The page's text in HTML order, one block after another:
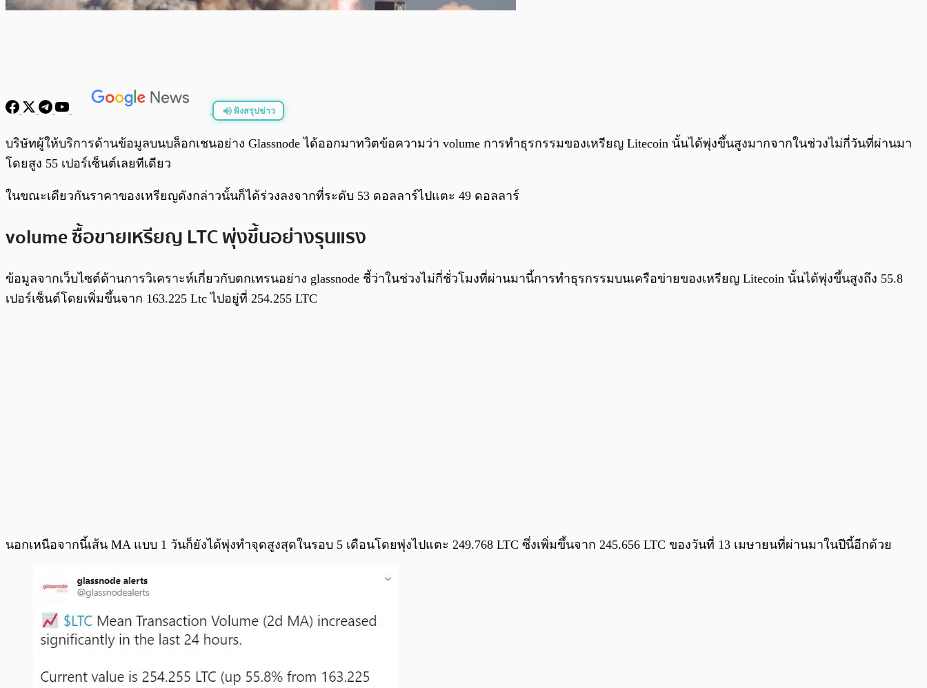
ฟังสรุปข่าว
พร้อมเล่น 0:00/ 0:00
บริษัทผู้ให้บริการด้านข้อมูลบนบล็อกเชนอย่าง Glassnode ได้ออกมาทวิตข้อความว่า volume การทำธุรกรรมของเหรียญ Litecoin นั้นได้พุ่งขึ้นสูงมากจากในช่วงไม่กี่วันที่ผ่านมา
โดยสูง 55 เปอร์เซ็นต์เลยทีเดียว
ในขณะเดียวกันราคาของเหรียญดังกล่าวนั้นก็ได้ร่วงลงจากที่ระดับ 53 ดอลลาร์ไปแตะ 49 ดอลลาร์
volume ซื้อขายเหรียญ LTC พุ่งขึ้นอย่างรุนแรง
ข้อมูลจากเว็บไซต์ด้านการวิเคราะห์เกี่ยวกับตกเทรนอย่าง glassnode ชี้ว่าในช่วงไม่กี่ชั่วโมงที่ผ่านมานี้การทำธุรกรรมบนเครือข่ายของเหรียญ Litecoin นั้นได้พุ่งขึ้นสูงถึง 55.8
เปอร์เซ็นต์โดยเพิ่มขึ้นจาก 163.225 Ltc ไปอยู่ที่ 254.255 LTC
นอกเหนือจากนี้เส้น MA แบบ 1 วันก็ยังได้พุ่งทำจุดสูงสุดในรอบ 5 เดือนโดยพุ่งไปแตะ 249.768 LTC ซึ่งเพิ่มขึ้นจาก 245.656 LTC ของวันที่ 13 เมษายนที่ผ่านมาในปีนี้อีกด้วย